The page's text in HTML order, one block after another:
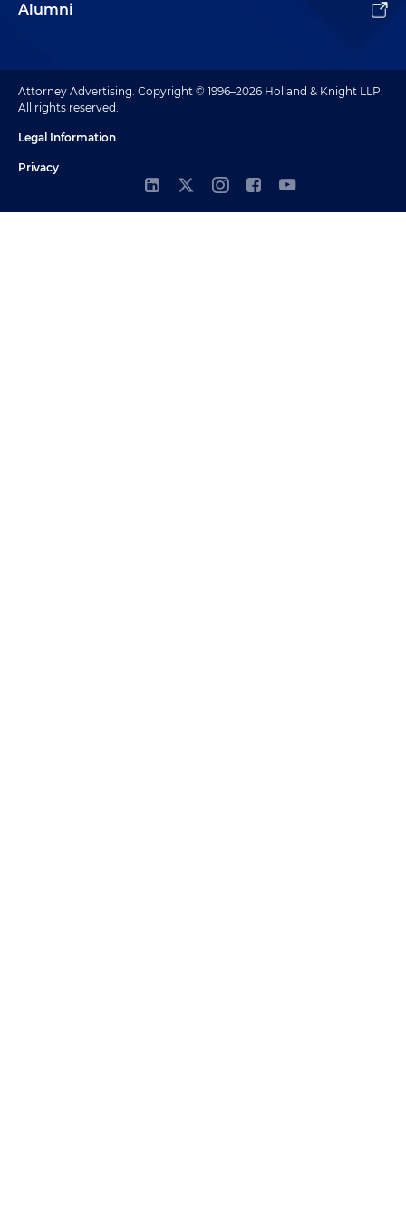
Alumni
Attorney Advertising. Copyright © 1996–2026 Holland & Knight LLP.
All rights reserved.
Legal Information
Privacy